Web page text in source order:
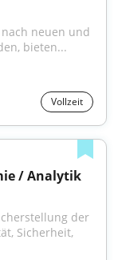
neuen und
bieten...
Vollzeit
/ Analytik
der
Sicherheit,